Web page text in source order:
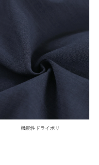
機能性ドライポリ